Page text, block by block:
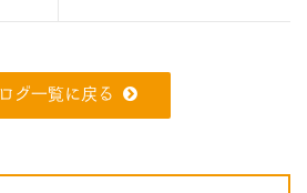
グ一覧に戻る